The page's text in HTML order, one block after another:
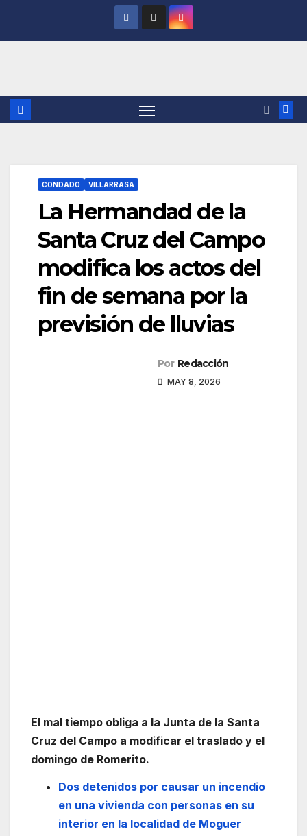
CONDADO VILLARRASA
La Hermandad de la
Santa Cruz del Campo
modifica los actos del
fin de semana por la
previsión de lluvias
Por Redacción
MAY 8, 2026
El mal tiempo obliga a la Junta de la Santa
Cruz del Campo a modificar el traslado y el
domingo de Romerito.
Dos detenidos por causar un incendio
en una vivienda con personas en su
interior en la localidad de Moguer